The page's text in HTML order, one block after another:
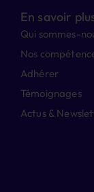
En savoir
Qui sommes-
Nos
Adhérer
Témoignages
Actus &